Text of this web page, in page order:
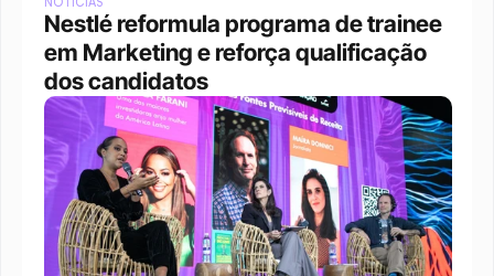
Nestlé reformula programa de trainee
em Marketing e reforça qualificação
dos candidatos